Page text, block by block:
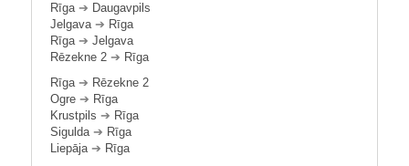
Rīga➔ Daugavpils
Jelgava➔ Rīga
Rīga➔ Jelgava
Rēzekne 2 ➔ Rīga
Rīga➔ Rēzekne 2
Ogre ➔ Rīga
Krustpils ➔ Rīga
Sigulda➔ Rīga
Liepāja➔ Rīga